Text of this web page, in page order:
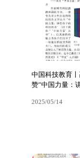
中国科技教育
赞“中国力量：
2025/05/14